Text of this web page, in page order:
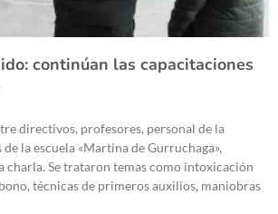
continúan las capacitaciones
directivos, profesores, personal de la
la escuela «Martina de Gurruchaga»,
charla. Se trataron temas como intoxicación
técnicas de primeros auxilios, maniobras